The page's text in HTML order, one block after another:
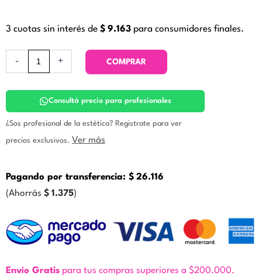
3 cuotas sin interés de $ 9.163 para consumidores finales.
-
Descontracturante
Libra
cantidad
+ COMPRAR
Consultá precio para profesionales
¿Sos profesional de la estética? Registrate para ver
precios exclusivos. Ver más
Pagando por transferencia: $ 26.116
(Ahorrás $ 1.375)
Envío Gratis para tus compras superiores a $200.000.